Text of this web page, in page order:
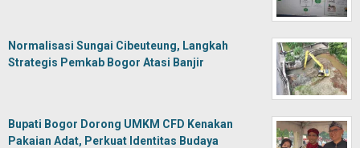
Normalisasi Sungai Cibeuteung, Langkah
Strategis Pemkab Bogor Atasi Banjir
Bupati Bogor Dorong UMKM CFD Kenakan
Pakaian Adat, Perkuat Identitas Budaya